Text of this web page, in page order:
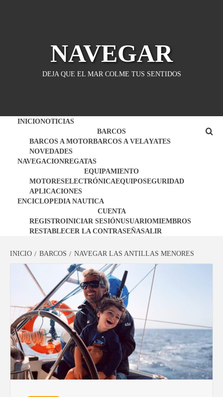
NAVEGAR
DEJA QUE EL MAR COLME TUS SENTIDOS
INICIONOTICIAS
BARCOS
BARCOS A MOTORBARCOS A VELAYATES
NOVEDADES
NAVEGACIONREGATAS
EQUIPAMIENTO
MOTORESELECTRÓNICAEQUIPOSEGURIDAD
APLICACIONES
ENCICLOPEDIA NAUTICA
CUENTA
REGISTROINICIAR SESIÓNUSUARIOMIEMBROS
RESTABLECER LA CONTRASEÑASALIR
INICIO BARCOS NAVEGAR LAS ANTILLAS MENORES